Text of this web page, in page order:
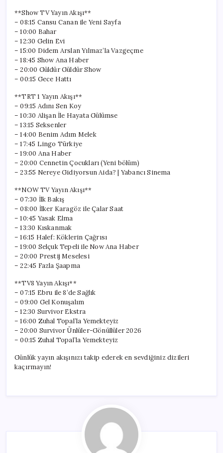
**Show TV Yayın Akışı**
– 08:15 Cansu Canan ile Yeni Sayfa
– 10:00 Bahar
– 12:30 Gelin Evi
– 15:00 Didem Arslan Yılmaz’la Vazgeçme
– 18:45 Show Ana Haber
– 20:00 Güldür Güldür Show
– 00:15 Gece Hattı
**TRT 1 Yayın Akışı**
– 09:15 Adını Sen Koy
– 10:30 Alişan İle Hayata Gülümse
– 13:15 Seksenler
– 14:00 Benim Adım Melek
– 17:45 Lingo Türkiye
– 19:00 Ana Haber
– 20:00 Cennetin Çocukları (Yeni bölüm)
– 23:55 Nereye Gidiyorsun Aida? | Yabancı Sinema
**NOW TV Yayın Akışı**
– 07:30 İlk Bakış
– 08:00 İlker Karagöz ile Çalar Saat
– 10:45 Yasak Elma
– 13:30 Kıskanmak
– 16:15 Halef: Köklerin Çağrısı
– 19:00 Selçuk Tepeli ile Now Ana Haber
– 20:00 Prestij Meselesi
– 22:45 Fazla Şaapma
**TV8 Yayın Akışı**
– 07:15 Ebru ile 8’de Sağlık
– 09:00 Gel Konuşalım
– 12:30 Survivor Ekstra
– 16:00 Zuhal Topal’la Yemekteyiz
– 20:00 Survivor Ünlüler-Gönüllüler 2026
– 00:15 Zuhal Topal’la Yemekteyiz
Günlük yayın akışınızı takip ederek en sevdiğiniz dizileri
kaçırmayın!